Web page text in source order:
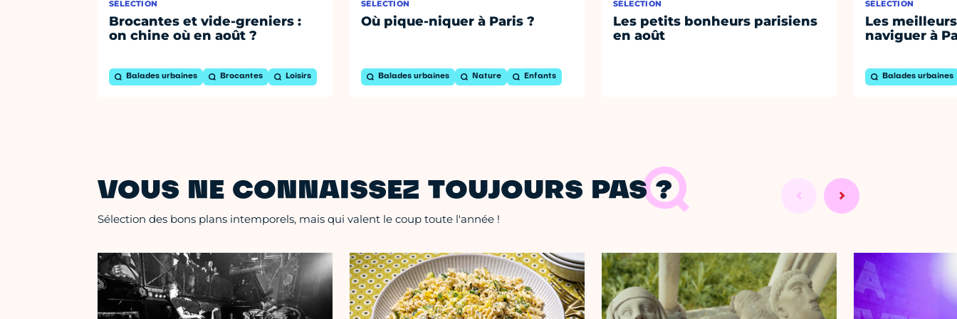
SÉLECTION
Brocantes et vide-greniers :
on chine où en août ?
Balades urbaines Brocantes Loisirs
SÉLECTION
Où pique-niquer à Paris ?
Balades urbaines Nature Enfants
SÉLECTION
Les petits bonheurs parisiens
en août
SÉLECTION
Les
naviguer à
Balades urbaines
VOUS NE CONNAISSEZ TOUJOURS PAS ?
Sélection des bons plans intemporels, mais qui valent le coup toute l'année !